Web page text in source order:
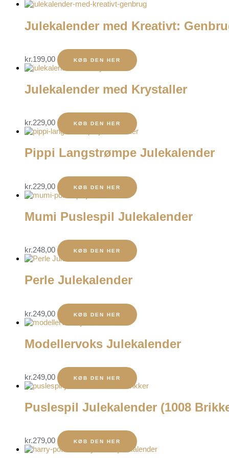
Julekalender med Kreativt:
kr.199,00 KØB DEN HER
Julekalender med Krystaller
kr.229,00 KØB DEN HER
Pippi Langstrømpe Julekalender
kr.229,00 KØB DEN HER
Mumi Puslespil Julekalender
kr.248,00 KØB DEN HER
Perle Julekalender
kr.249,00 KØB DEN HER
Modellervoks Julekalender
kr.249,00 KØB DEN HER
Puslespil Julekalender (1008
kr.279,00 KØB DEN HER